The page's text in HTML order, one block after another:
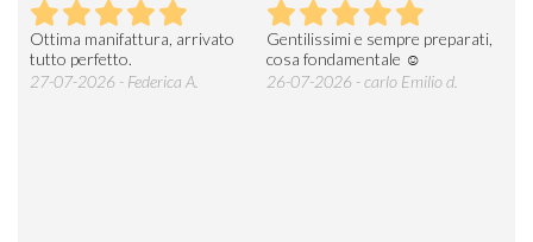
Ottima manifattura, arrivato
tutto perfetto.
27-07-2026 - Federica A.
Gentilissimi e sempre preparati,
cosa fondamentale ☺️
26-07-2026 - carlo Emilio d.